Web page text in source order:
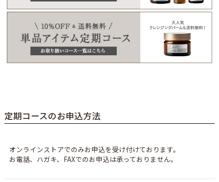
定期コースのお申込方法
オンラインストアでのみお申込を受け付けております。
お電話、ハガキ、FAXでのお申込は承っておりません。